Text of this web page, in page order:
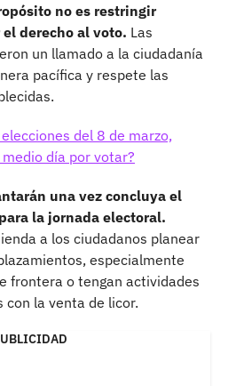
no es restringir
derecho al voto. Las
un llamado a la ciudadanía
pacífica y respete las
del 8 de marzo,
día por votar?
una vez concluya el
la jornada electoral.
a los ciudadanos planear
especialmente
frontera o tengan actividades
la venta de licor.